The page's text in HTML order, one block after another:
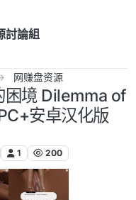
討論組
网赚盘资源
境 Dilemma of
安卓汉化版
1 200